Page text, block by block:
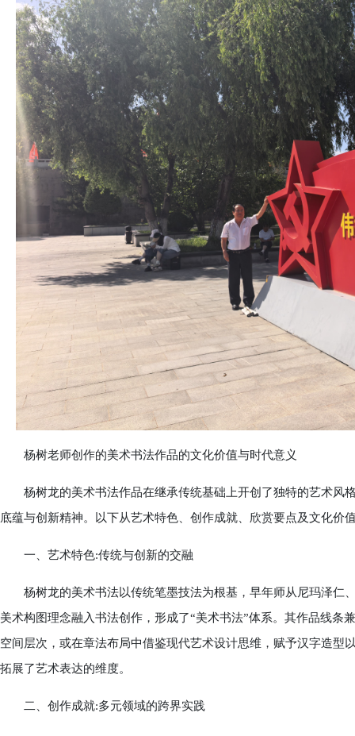
杨树老师创作的美术书法作品的文化价值与时代意义
杨树龙的美术书法作品在继承传统基础上开创了独特的艺术风
底蕴与创新精神。以下从艺术特色、创作成就、欣赏要点及文化价
一、艺术特色:传统与创新的交融
杨树龙的美术书法以传统笔墨技法为根基，早年师从尼玛泽仁
美术构图理念融入书法创作，形成了“美术书法”体系。其作品线
空间层次，或在章法布局中借鉴现代艺术设计思维，赋予汉字造型
拓展了艺术表达的维度。
二、创作成就:多元领域的跨界实践